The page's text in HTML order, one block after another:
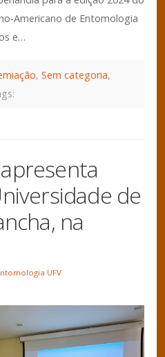
Americano de Entomologia
e…
, Sem categoria,
de
na
UFV